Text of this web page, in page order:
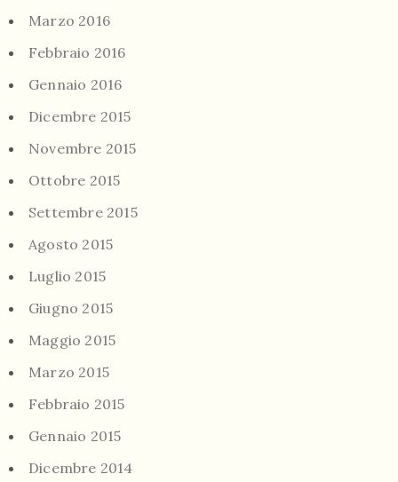
Marzo 2016
Febbraio 2016
Gennaio 2016
Dicembre 2015
Novembre 2015
Ottobre 2015
Settembre 2015
Agosto 2015
Luglio 2015
Giugno 2015
Maggio 2015
Marzo 2015
Febbraio 2015
Gennaio 2015
Dicembre 2014